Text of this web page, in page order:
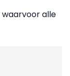
waarvoor alle